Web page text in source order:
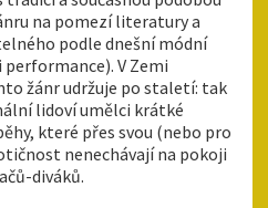
na pomezí literatury a
podle dnešní módní
V Zemi
žánr udržuje po staletí: tak
lidoví umělci krátké
které přes svou (nebo pro
nenechávají na pokoji
diváků.